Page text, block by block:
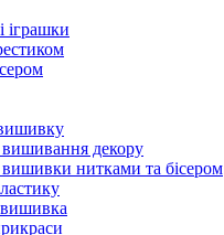
іграшки
декору
нитками та бісером